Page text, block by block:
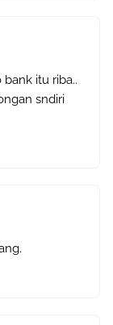
itu riba..
sndiri